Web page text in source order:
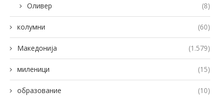
Оливер (8)
колумни (60)
Македонија (1.579)
миленици (15)
образование (10)